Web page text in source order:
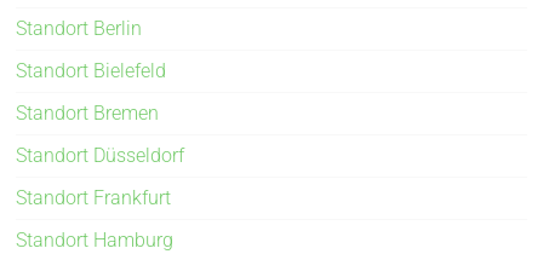
Standort Berlin
Standort Bielefeld
Standort Bremen
Standort Düsseldorf
Standort Frankfurt
Standort Hamburg